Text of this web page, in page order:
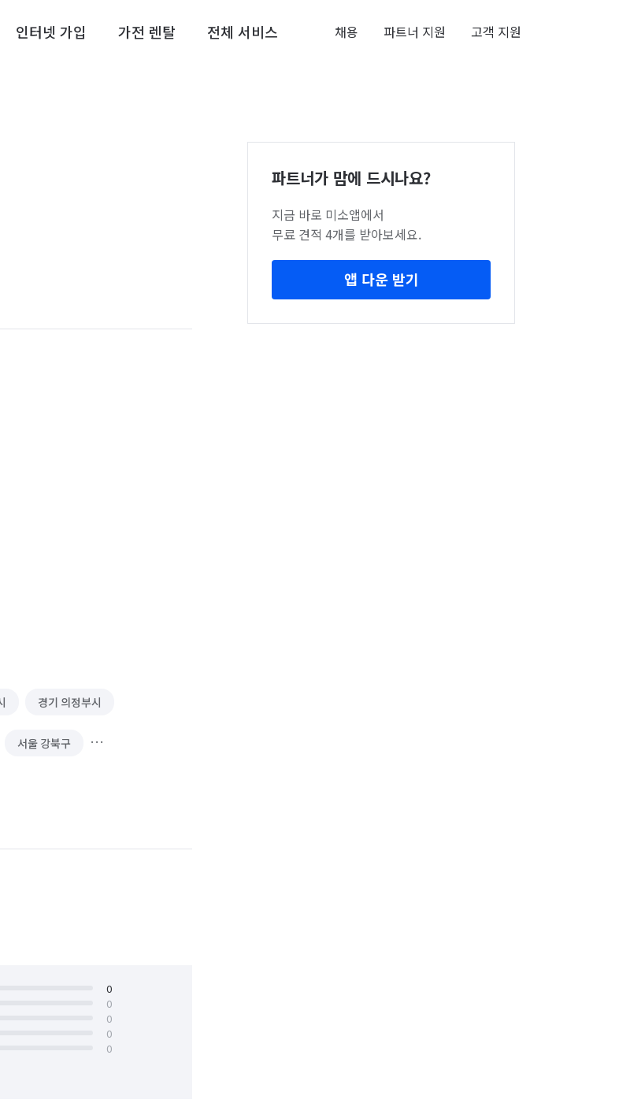
인터넷 가입 가전 렌탈 전체 서비스 채용 파트너 지원 고객 지원
경기 의정부시
서울 강북구
0
0
0
0
0
파트너가 맘에 드시나요?
지금 바로 미소앱에서
무료 견적 4개를 받아보세요.
앱 다운 받기